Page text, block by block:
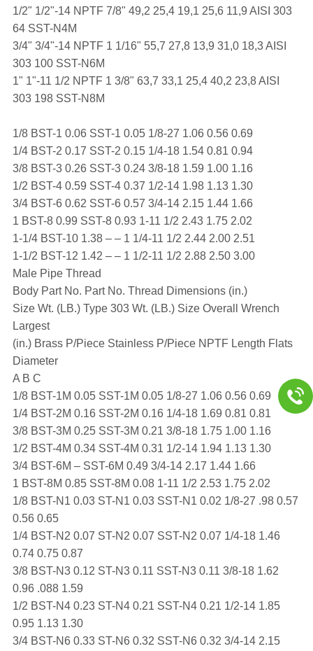
1/2" 1/2"-14 NPTF 7/8" 49,2 25,4 19,1 25,6 11,9 AISI 303
64 SST-N4M
3/4" 3/4"-14 NPTF 1 1/16" 55,7 27,8 13,9 31,0 18,3 AISI
303 100 SST-N6M
1" 1"-11 1/2 NPTF 1 3/8" 63,7 33,1 25,4 40,2 23,8 AISI
303 198 SST-N8M
1/8 BST-1 0.06 SST-1 0.05 1/8-27 1.06 0.56 0.69
1/4 BST-2 0.17 SST-2 0.15 1/4-18 1.54 0.81 0.94
3/8 BST-3 0.26 SST-3 0.24 3/8-18 1.59 1.00 1.16
1/2 BST-4 0.59 SST-4 0.37 1/2-14 1.98 1.13 1.30
3/4 BST-6 0.62 SST-6 0.57 3/4-14 2.15 1.44 1.66
1 BST-8 0.99 SST-8 0.93 1-11 1/2 2.43 1.75 2.02
1-1/4 BST-10 1.38 – – 1 1/4-11 1/2 2.44 2.00 2.51
1-1/2 BST-12 1.42 – – 1 1/2-11 1/2 2.88 2.50 3.00
Male Pipe Thread
Body Part No. Part No. Thread Dimensions (in.)
Size Wt. (LB.) Type 303 Wt. (LB.) Size Overall Wrench
Largest
(in.) Brass P/Piece Stainless P/Piece NPTF Length Flats
Diameter
A B C
1/8 BST-1M 0.05 SST-1M 0.05 1/8-27 1.06 0.56 0.69
1/4 BST-2M 0.16 SST-2M 0.16 1/4-18 1.69 0.81 0.81
3/8 BST-3M 0.25 SST-3M 0.21 3/8-18 1.75 1.00 1.16
1/2 BST-4M 0.34 SST-4M 0.31 1/2-14 1.94 1.13 1.30
3/4 BST-6M – SST-6M 0.49 3/4-14 2.17 1.44 1.66
1 BST-8M 0.85 SST-8M 0.08 1-11 1/2 2.53 1.75 2.02
1/8 BST-N1 0.03 ST-N1 0.03 SST-N1 0.02 1/8-27 .98 0.57
0.56 0.65
1/4 BST-N2 0.07 ST-N2 0.07 SST-N2 0.07 1/4-18 1.46
0.74 0.75 0.87
3/8 BST-N3 0.12 ST-N3 0.11 SST-N3 0.11 3/8-18 1.62
0.96 .088 1.59
1/2 BST-N4 0.23 ST-N4 0.21 SST-N4 0.21 1/2-14 1.85
0.95 1.13 1.30
3/4 BST-N6 0.33 ST-N6 0.32 SST-N6 0.32 3/4-14 2.15